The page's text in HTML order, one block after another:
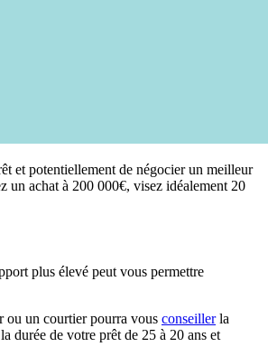
et potentiellement de négocier un meilleur
un achat à 200 000€, visez idéalement 20
plus élevé peut vous permettre
ou un courtier pourra vous conseillerla
durée de votre prêt de 25 à 20 ans et